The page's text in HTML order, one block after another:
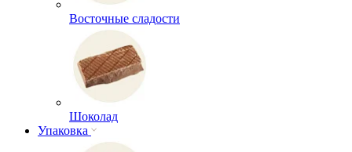
Восточные сладости
Шоколад
Упаковка